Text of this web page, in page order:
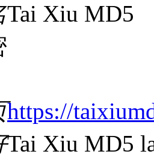
Tai Xiu MD5
https://
Tai Xiu MD5